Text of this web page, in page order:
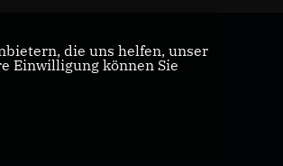
die uns helfen, unser
Einwilligung können Sie